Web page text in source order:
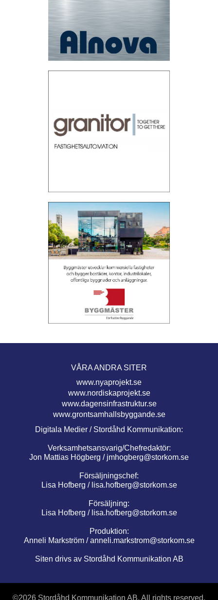
VÅRA ANDRA SITER
www.nyaprojekt.se
www.nordiskaprojekt.se
www.dagensinfrastruktur.se
www.grontsamhallsbyggande.se
Digitala Medier / Stordåhd Kommunikation:
Verksamhetsansvarig/Chefredaktör:
Jon Mattias Högberg / jmhogberg@storkom.se
Försäljningschef:
Lisa Hofberg / lisa.hofberg@storkom.se
Försäljning:
Lisa Hofberg / lisa.hofberg@storkom.se
Produktion:
Anneli Markström /anneli.markstrom@storkom.se
Siten drivs av Stordåhd Kommunikation AB
©2026 Stordåhd Kommunikation AB, All rights reserved.